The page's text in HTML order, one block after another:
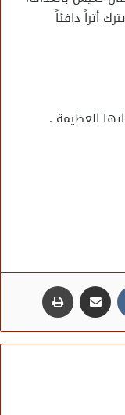
أثراً دافئاً
العظيمة .
مشاركة عبر البريد